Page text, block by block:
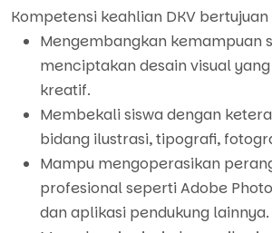
Kompetensi keahlian DKV bertujuan
Mengembangkan kemampuan
menciptakan desain visual
kreatif.
Membekali siswa dengan
bidang ilustrasi, tipografi,
Mampu mengoperasikan
profesional seperti Adobe
dan aplikasi pendukung lainnya.